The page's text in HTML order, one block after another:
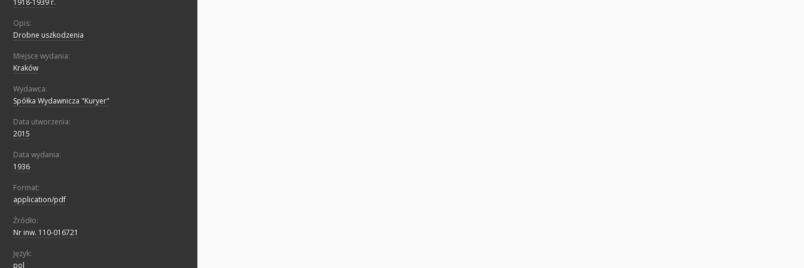
1918-1939 r.
Opis:
Drobne uszkodzenia
Miejsce wydania:
Kraków
Wydawca:
Spółka Wydawnicza "Kuryer"
Data utworzenia:
2015
Data wydania:
1936
Format:
application/pdf
Źródło:
Nr inw. 110-016721
Język:
pol